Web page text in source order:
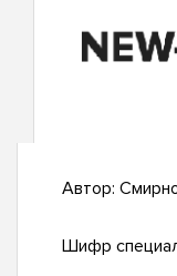
Автор:
Шифр